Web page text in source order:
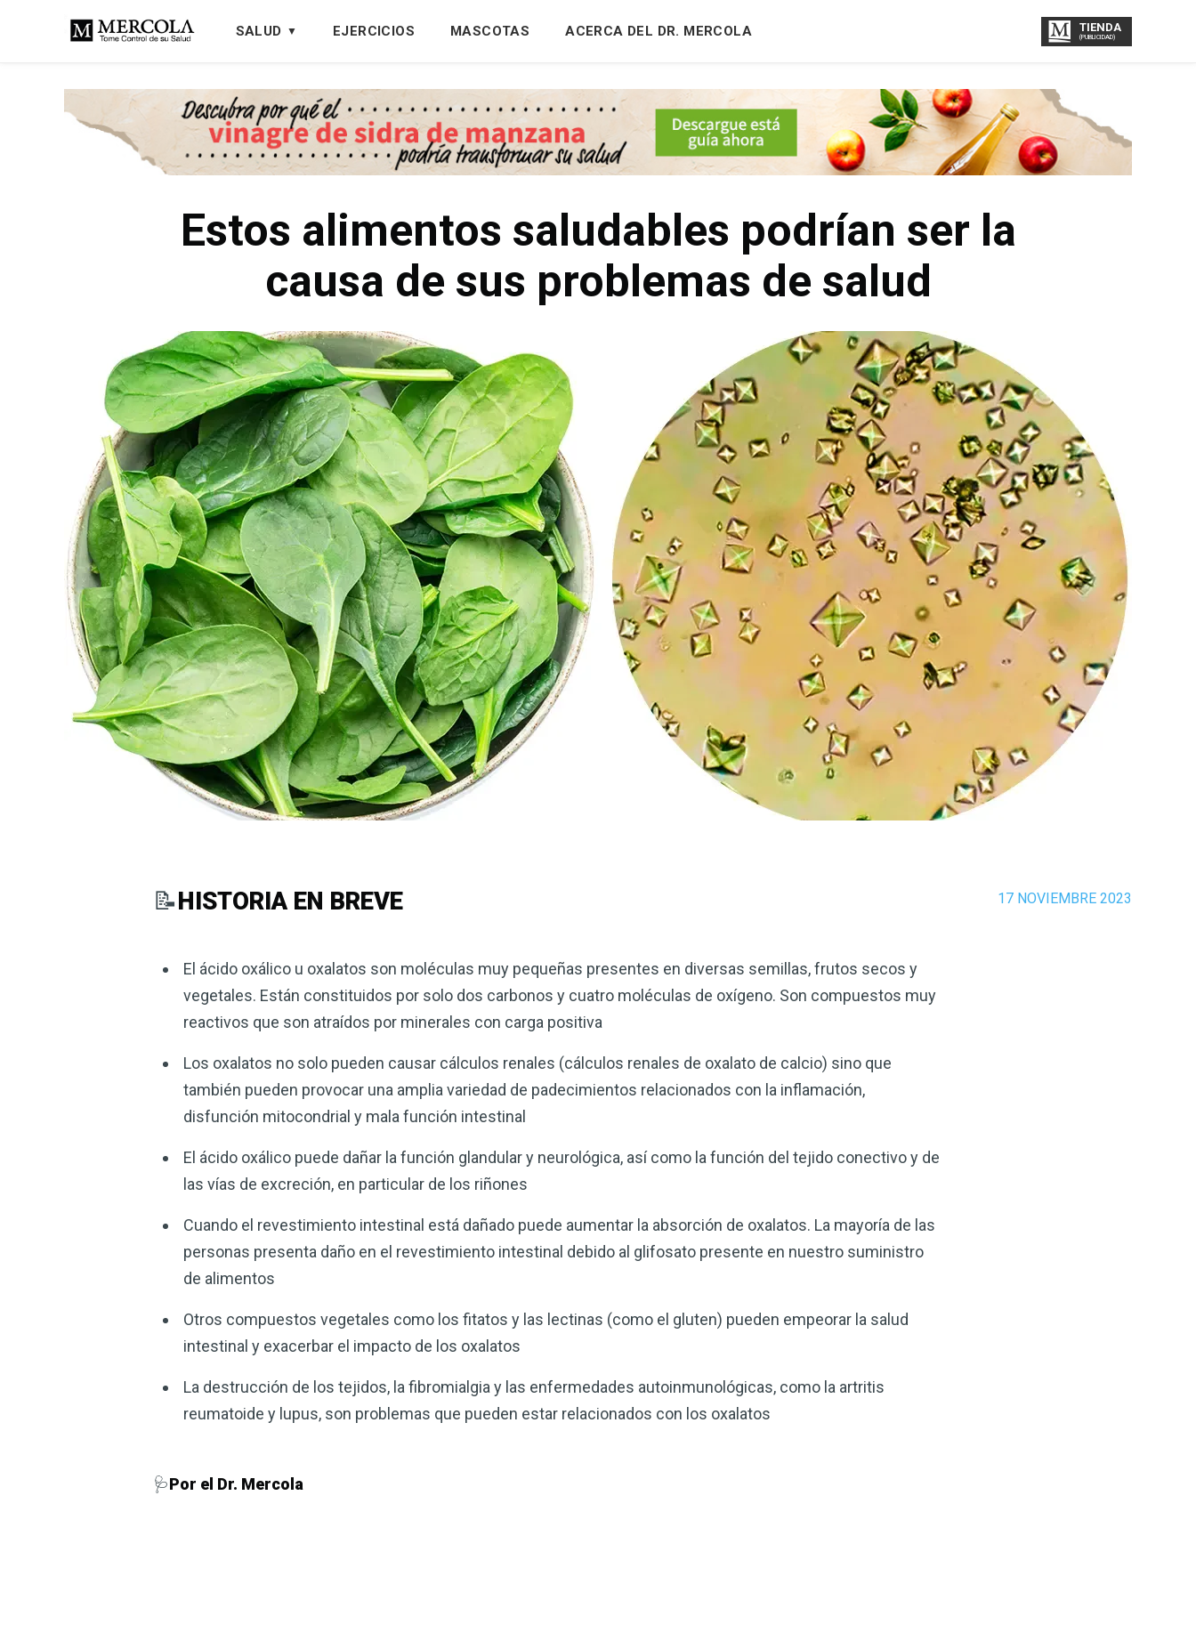
SALUD EJERCICIOS MASCOTAS ACERCA DEL DR. MERCOLA TIENDA
(PUBLICIDAD)
Estos alimentos saludables podrían ser la
causa de sus problemas de salud
17 NOVIEMBRE 2023
📝HISTORIA EN BREVE
El ácido oxálico u oxalatos son moléculas muy pequeñas presentes en diversas semillas, frutos secos y
vegetales. Están constituidos por solo dos carbonos y cuatro moléculas de oxígeno. Son compuestos muy
reactivos que son atraídos por minerales con carga positiva
Los oxalatos no solo pueden causar cálculos renales (cálculos renales de oxalato de calcio) sino que
también pueden provocar una amplia variedad de padecimientos relacionados con la inflamación,
disfunción mitocondrial y mala función intestinal
El ácido oxálico puede dañar la función glandular y neurológica, así como la función del tejido conectivo y de
las vías de excreción, en particular de los riñones
Cuando el revestimiento intestinal está dañado puede aumentar la absorción de oxalatos. La mayoría de las
personas presenta daño en el revestimiento intestinal debido al glifosato presente en nuestro suministro
de alimentos
Otros compuestos vegetales como los fitatos y las lectinas (como el gluten) pueden empeorar la salud
intestinal y exacerbar el impacto de los oxalatos
La destrucción de los tejidos, la fibromialgia y las enfermedades autoinmunológicas, como la artritis
reumatoide y lupus, son problemas que pueden estar relacionados con los oxalatos
🩺Por el Dr. Mercola